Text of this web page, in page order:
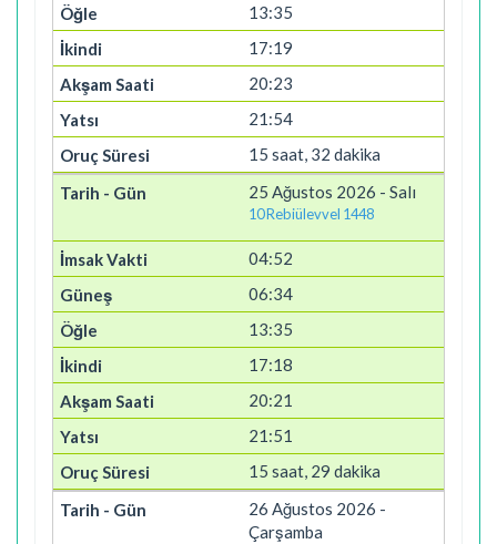
13:35
17:19
20:23
21:54
15 saat, 32 dakika
25 Ağustos 2026 - Salı
10 Rebiülevvel 1448
04:52
06:34
13:35
17:18
20:21
21:51
15 saat, 29 dakika
26 Ağustos 2026 -
Çarşamba